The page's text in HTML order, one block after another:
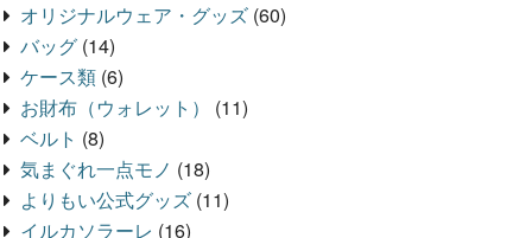
オリジナルウェア・グッズ (60)
バッグ (14)
ケース類 (6)
お財布（ウォレット）
(11)
ベルト (8)
気まぐれ一点モノ (18)
よりもい公式グッズ (11)
イルカソラーレ (16)